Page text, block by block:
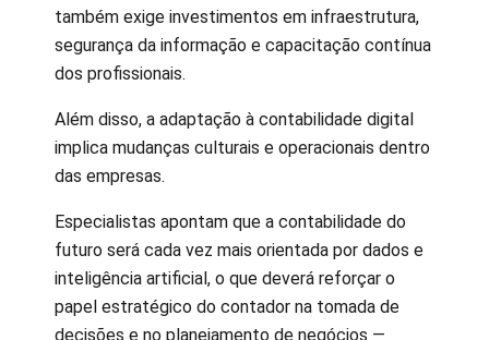
também exige investimentos em infraestrutura,
segurança da informação e capacitação contínua
dos profissionais.
Além disso, a adaptação à contabilidade digital
implica mudanças culturais e operacionais dentro
das empresas.
Especialistas apontam que a contabilidade do
futuro será cada vez mais orientada por dados e
inteligência artificial, o que deverá reforçar o
papel estratégico do contador na tomada de
decisões e no planejamento de negócios —